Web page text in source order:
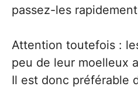
passez-les
Attention toutefois :
peu de leur moelleux
Il est donc préférable